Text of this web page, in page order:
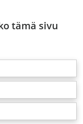
tämä sivu